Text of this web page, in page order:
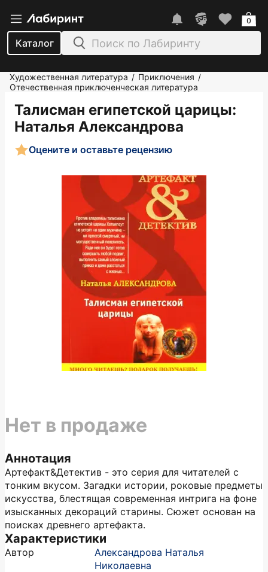
Каталог
0
Художественная литература / Приключения /
Отечественная приключенческая литература
Талисман египетской царицы:
Наталья Александрова
Оцените и оставьте рецензию
Аннотация
Артефакт&Детектив - это серия для читателей с
тонким вкусом. Загадки истории, роковые предметы
искусства, блестящая современная интрига на фоне
изысканных декораций старины. Сюжет основан на
поисках древнего артефакта.
Характеристики
Автор
Александрова Наталья
Николаевна
Нет в продаже